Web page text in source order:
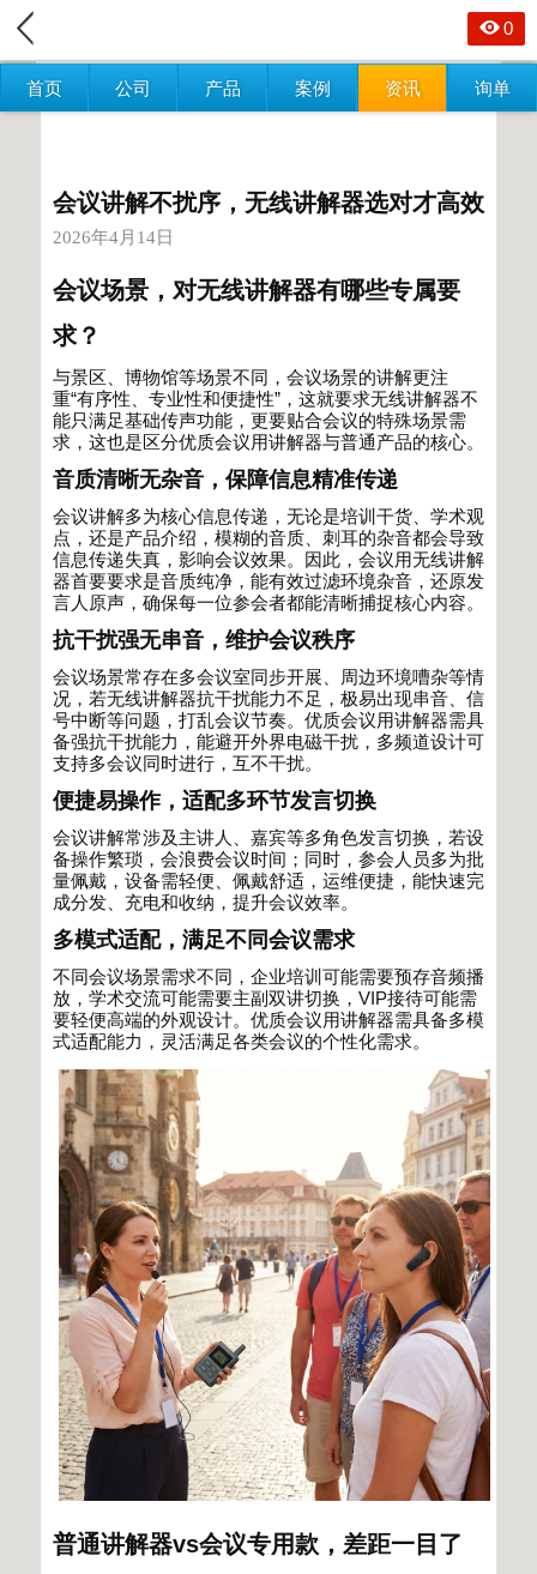
首页 公司 产品 案例 资讯 询单
0
会议讲解不扰序，无线讲解器选对才高效
2026年4月14日
会议场景，对无线讲解器有哪些专属要
求？
与景区、博物馆等场景不同，会议场景的讲解更注
重“有序性、专业性和便捷性” ，这就要求无线讲解器不
能只满足基础传声功能，更要贴合会议的特殊场景需
求，这也是区分优质会议用讲解器与普通产品的核心。
音质清晰无杂音，保障信息精准传递
会议讲解多为核心信息传递，无论是培训干货、学术观
点，还是产品介绍，模糊的音质、刺耳的杂音都会导致
信息传递失真，影响会议效果。因此，会议用无线讲解
器首要要求是音质纯净，能有效过滤环境杂音，还原发
言人原声，确保每一位参会者都能清晰捕捉核心内容。
抗干扰强无串音，维护会议秩序
会议场景常存在多会议室同步开展、周边环境嘈杂等情
况，若无线讲解器抗干扰能力不足，极易出现串音、信
号中断等问题，打乱会议节奏。优质会议用讲解器需具
备强抗干扰能力，能避开外界电磁干扰，多频道设计可
支持多会议同时进行，互不干扰。
便捷易操作，适配多环节发言切换
会议讲解常涉及主讲人、嘉宾等多角色发言切换，若设
备操作繁琐，会浪费会议时间；同时，参会人员多为批
量佩戴，设备需轻便、佩戴舒适，运维便捷，能快速完
成分发、充电和收纳，提升会议效率。
多模式适配，满足不同会议需求
不同会议场景需求不同，企业培训可能需要预存音频播
放，学术交流可能需要主副双讲切换， VIP接待可能需
要轻便高端的外观设计。优质会议用讲解器需具备多模
式适配能力，灵活满足各类会议的个性化需求。
普通讲解器vs会议专用款，差距一目了